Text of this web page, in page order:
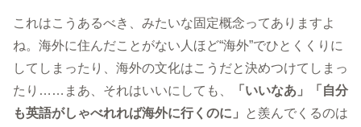
これはこうあるべき、みたいな固定概念ってありますよ
ね。海外に住んだことがない人ほど“海外”でひとくくりに
してしまったり、海外の文化はこうだと決めつけてしまっ
たり……まあ、それはいいにしても、
「いいなあ」「自分
も英語がしゃべれれば海外に行くのに」
と羨んでくるのは